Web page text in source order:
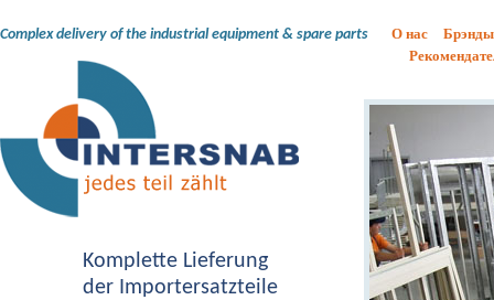
Complex delivery of the industrial equipment & spare parts
Komplette Lieferung
der Importersatzteile
О нас
Брэнды